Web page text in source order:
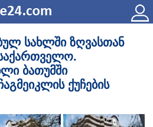
სახლში ზღვასთან
ბათუმში
ქუჩების